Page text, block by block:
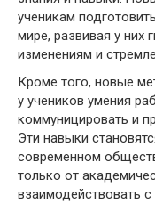
ученикам
мире, развивая у них
изменениям и
Кроме того, новые
у учеников умения
коммуницировать и
Эти навыки
современном
только от
взаимодействовать